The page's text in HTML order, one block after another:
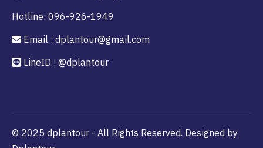
Hotline: 096-926-1949
Email : dplantour@gmail.com
LineID : @dplantour
© 2025 dplantour - All Rights Reserved. Designed by